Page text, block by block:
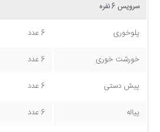
سرویس 6 نفره
پلوخوری 6 عدد
خورشت خوری 6 عدد
پیش دستی 6 عدد
پیاله 6 عدد